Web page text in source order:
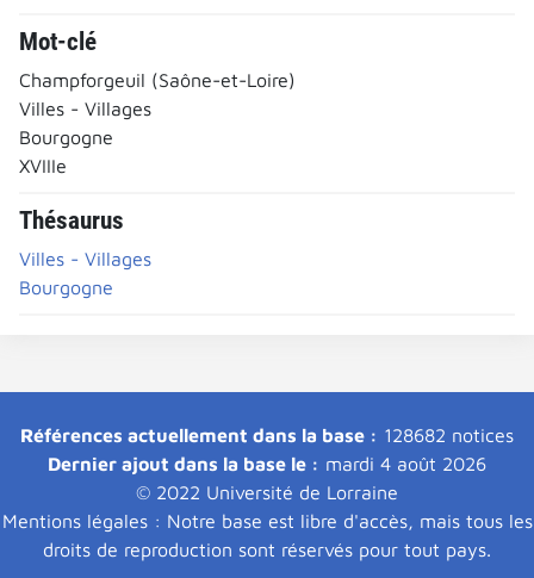
Mot-clé
Champforgeuil (Saône-et-Loire)
Villes - Villages
Bourgogne
XVIIIe
Thésaurus
Villes - Villages
Bourgogne
Références actuellement dans la base : 128682 notices
Dernier ajout dans la base le : mardi 4 août 2026
© 2022 Université de Lorraine
Mentions légales : Notre base est libre d'accès, mais tous les
droits de reproduction sont réservés pour tout pays.